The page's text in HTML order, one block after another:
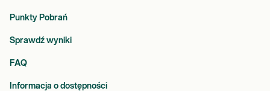
Punkty Pobrań
Sprawdź wyniki
FAQ
Informacja o dostępności